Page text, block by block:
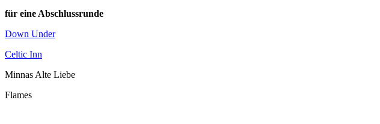
für eine Abschlussrunde
Down Under
Celtic Inn
Minnas Alte Liebe
Flames